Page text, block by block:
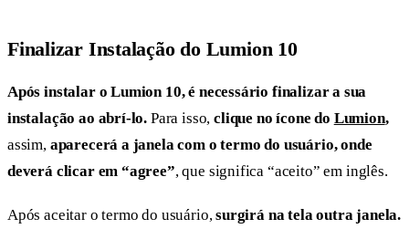
Finalizar Instalação do Lumion 10
Após instalar o Lumion 10, é necessário finalizar a sua
instalação ao abrí-lo. Para isso,clique no ícone do Lumion,
assim,aparecerá a janela com o termo do usuário, onde
deverá clicar em “agree”, que significa “aceito” em inglês.
Após aceitar o termo do usuário,surgirá na tela outra janela.